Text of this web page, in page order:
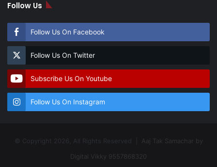
Follow Us
Follow Us On Facebook
Follow Us On Twitter
Subscribe Us On Youtube
Follow Us On Instagram
© Copyright 2026, All Rights Reserved | Aaj Tak Samachar by
Digital Vikky 9557868320